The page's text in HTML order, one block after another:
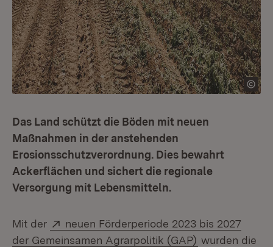
Das Land schützt die Böden mit neuen
Maßnahmen in der anstehenden
Erosionsschutzverordnung. Dies bewahrt
Ackerflächen und sichert die regionale
Versorgung mit Lebensmitteln.
Mit der Extern:
neuen Förderperiode 2023 bis 2027
der Gemeinsamen Agrarpolitik (GAP) (Öffnet in
wurden die